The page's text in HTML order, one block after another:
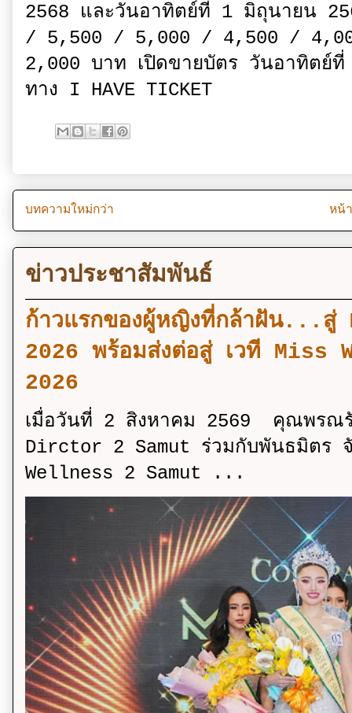
2568 และวันอาทิตย์ที่ 1 มิถุนายน
/ 5,500 / 5,000 / 4,500 /
2,000 บาท เปิดขายบัตร วันอาทิตย์
ทาง I HAVE TICKET
บทความใหม่กว่า หน้
ข่าวประชาสัมพันธ์
ก้าวแรกของผู้หญิงที่กล้าฝัน...
2026 พร้อมส่งต่อสู่ เวที
2026
เมื่อวันที่ 2 สิงหาคม 2569 คุณพร
Dirctor 2 Samut ร่วมกับพันธมิตร จั
Wellness 2 Samut ...